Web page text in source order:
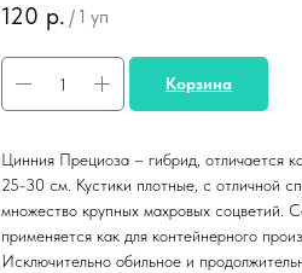
120 р. / 1 уп
Корзина
Цинния Прециоза – гибрид, отличается
25-30 см. Кустики плотные, с отличной
множество крупных махровых соцветий.
применяется как для контейнерного
Исключительно обильное и